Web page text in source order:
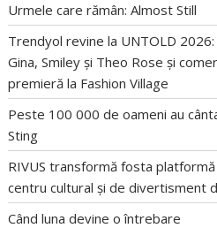
Urmele care rămân: Almost Still
Trendyol revine la UNTOLD
Gina, Smiley și Theo Rose și
premieră la Fashion Village
Peste 100 000 de oameni au
Sting
RIVUS transformă fosta
centru cultural și de divertisment
Când luna devine o întrebare